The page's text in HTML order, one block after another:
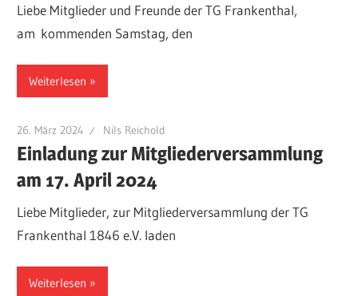
Liebe Mitglieder und Freunde der TG Frankenthal,
am kommenden Samstag, den
Weiterlesen
26. März 2024 Nils Reichold
Einladung zur Mitgliederversammlung
am 17. April 2024
Liebe Mitglieder, zur Mitgliederversammlung der TG
Frankenthal 1846 e.V. laden
Weiterlesen